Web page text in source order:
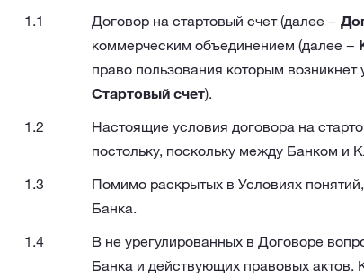
Договор на стартовый счет (далее −
коммерческим объединением (далее −
право пользования которым
Стартовый счет).
Настоящие условия договора на
постольку, поскольку между Банком и
Помимо раскрытых в Условиях
Банка.
В не урегулированных в Договоре
Банка и действующих правовых